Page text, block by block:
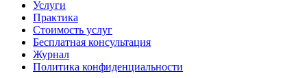
Услуги
Практика
Стоимость услуг
Бесплатная консультация
Журнал
Политика конфиденциальности